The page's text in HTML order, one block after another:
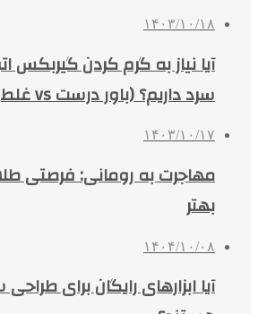
۱۴۰۳/۱۰/۱۸
آیا نیاز به گرم کردن گیربکس
سرد داریم؟ (باور درست vs غلط)
۱۴۰۳/۱۰/۱۷
مهاجرت به رومانی: فرصتی
بهتر
۱۴۰۴/۱۰/۰۸
آیا ابزارهای رایگان برای